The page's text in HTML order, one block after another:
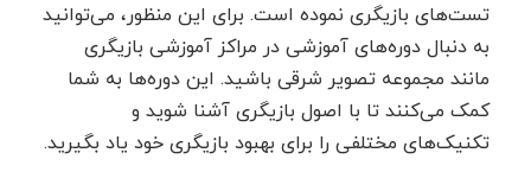
تست‌های بازیگری نموده است. برای این منظور، می‌توانید
به دنبال دوره‌های آموزشی در مراکز آموزشی بازیگری
مانند مجموعه تصویر شرقی باشید. این دوره‌ها به شما
کمک می‌کنند تا با اصول بازیگری آشنا شوید و
تکنیک‌های مختلفی را برای بهبود بازیگری خود یاد بگیرید.